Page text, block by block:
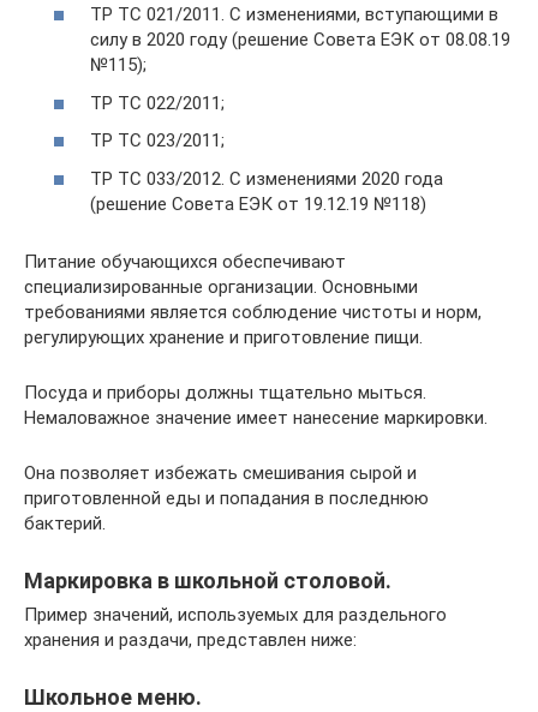
ТР ТС 021/2011. С изменениями, вступающими в
силу в 2020 году (решение Совета ЕЭК от 08.08.19
№115);
ТР ТС 022/2011;
ТР ТС 023/2011;
ТР ТС 033/2012. С изменениями 2020 года
(решение Совета ЕЭК от 19.12.19 №118)
Питание обучающихся обеспечивают
специализированные организации. Основными
требованиями является соблюдение чистоты и норм,
регулирующих хранение и приготовление пищи.
Посуда и приборы должны тщательно мыться.
Немаловажное значение имеет нанесение маркировки.
Она позволяет избежать смешивания сырой и
приготовленной еды и попадания в последнюю
бактерий.
Маркировка в школьной столовой.
Пример значений, используемых для раздельного
хранения и раздачи, представлен ниже:
Школьное меню.